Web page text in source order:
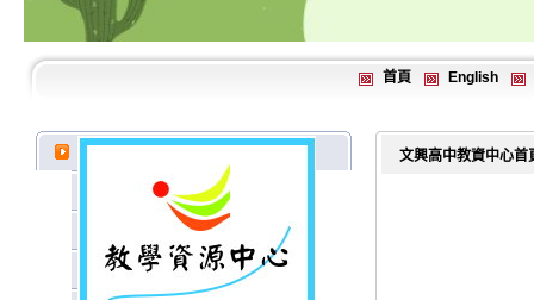
首頁 English
文興高中教資中心首